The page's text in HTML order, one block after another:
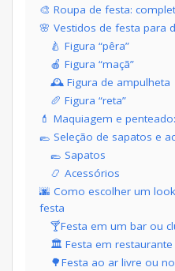
🎨 Roupa de festa:
🌸 Vestidos de festa para
🍐 Figura “pêra”
🍎 Figura “maçã”
🕰 Figura de ampulheta
🥖 Figura “reta”
💄 Maquiagem e
🥿 Seleção de sapatos e
🥿 Sapatos
📿 Acessórios
🌆 Como escolher um
festa
🍸Festa em um bar ou
🏛 Festa em restaurante
🌳Festa ao ar livre ou